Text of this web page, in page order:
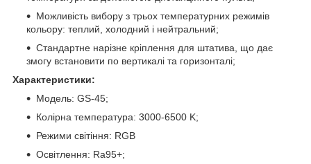
Можливість вибору з трьох температурних режимів
кольору: теплий, холодний і нейтральний;
Стандартне нарізне кріплення для штатива, що дає
змогу встановити по вертикалі та горизонталі;
Характеристики:
Модель: GS-45;
Колірна температура: 3000-6500 K;
Режими світіння: RGB
Освітлення: Ra95+;